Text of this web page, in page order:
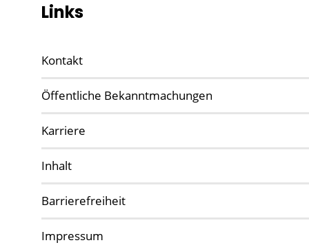
Links
Kontakt
Öffentliche Bekanntmachungen
Karriere
Inhalt
Barrierefreiheit
Impressum